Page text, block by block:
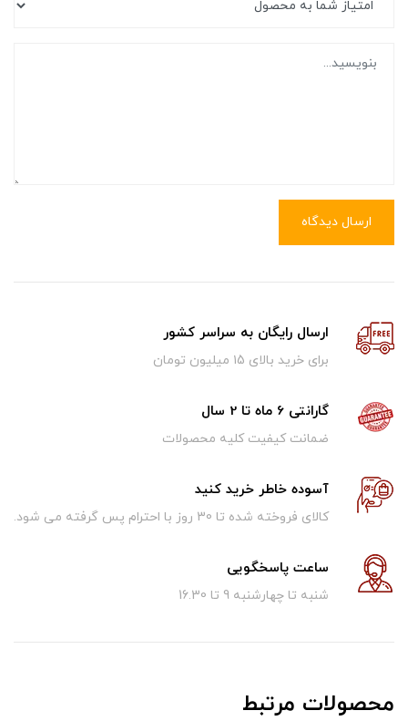
ارسال دیدگاه
ارسال رایگان به سراسر کشور
برای خرید بالای ۱5 میلیون تومان
گارانتی 6 ماه تا 2 سال
ضمانت کیفیت کلیه محصولات
آسوده خاطر خرید کنید
کالای فروخته شده تا 30 روز با احترام پس گرفته می شود.
ساعت پاسخگویی
شنبه تا چهارشنبه 9 تا 16.30
محصولات مرتبط